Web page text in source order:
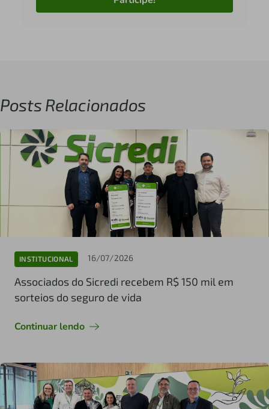
Posts Relacionados
INSTITUCIONAL 16/07/2026
Associados do Sicredi recebem R$ 150 mil em
sorteios do seguro de vida
Continuar lendo